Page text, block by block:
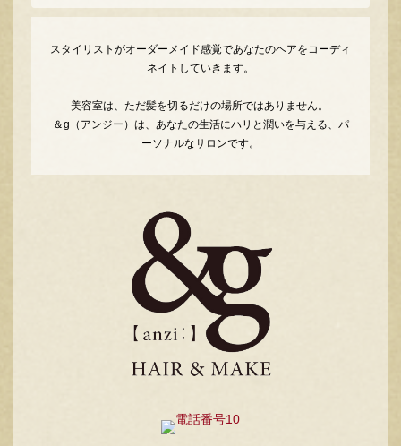
スタイリストがオーダーメイド感覚であなたのヘアをコーディ
ネイトしていきます。
美容室は、ただ髪を切るだけの場所ではありません。
＆g（アンジー）は、あなたの生活にハリと潤いを与える、パ
ーソナルなサロンです。